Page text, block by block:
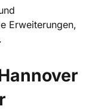
Erweiterungen,